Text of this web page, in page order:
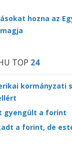
hozna az
TOP 24
kormányzati
gyengült a forint
a forint, de